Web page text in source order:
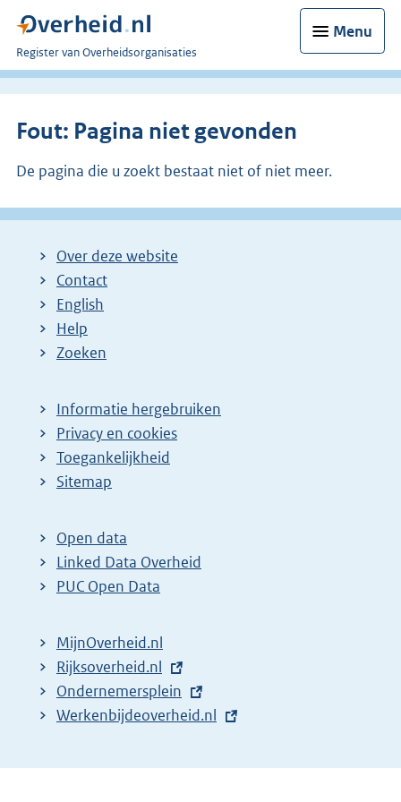
Menu
U
bent
Register van Overheidsorganisaties
Fout: Pagina niet gevonden
De pagina die u zoekt bestaat niet of niet meer.
Over deze website
Contact
English
Help
Zoeken
Informatie hergebruiken
Privacy en cookies
Toegankelijkheid
Sitemap
Open data
Linked Data Overheid
PUC Open Data
MijnOverheid.nl
E
x
t
r
Rijksoverheid.nl
E
x
e
Ondernemersplein
E
t
Werkenbijdeoverheid.nl